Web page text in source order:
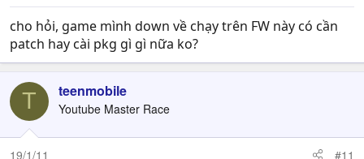
cho hỏi, game mình down về chạy trên FW này có cần
patch hay cài pkg gì gì nữa ko?
T teenmobile
Youtube Master Race
19/1/11 #11